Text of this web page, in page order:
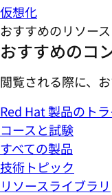
仮想化
おすすめのリソース
おすすめのコ
閲覧される際に、
Red Hat 製品のト
コースと試験
すべての製品
技術トピック
リソースライブラリ